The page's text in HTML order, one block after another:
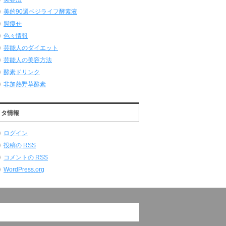
美的90選ベジライフ酵素液
脚痩せ
色々情報
芸能人のダイエット
芸能人の美容方法
酵素ドリンク
非加熱野草酵素
情報
ログイン
投稿の RSS
コメントの RSS
WordPress.org